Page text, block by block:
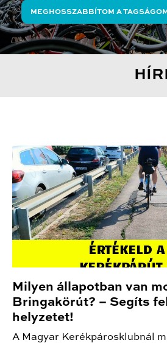
MEGHOSSZABBÍTOM A
Milyen állapotban van
Bringakörút? – Segíts
helyzetet!
A Magyar Kerékpárosklubnál